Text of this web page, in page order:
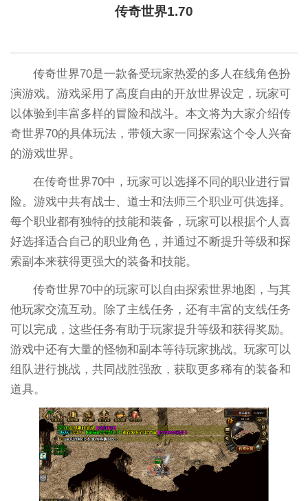
传奇世界1.70
传奇世界70是一款备受玩家热爱的多人在线角色扮
演游戏。游戏采用了高度自由的开放世界设定，玩家可
以体验到丰富多样的冒险和战斗。本文将为大家介绍传
奇世界70的具体玩法，带领大家一同探索这个令人兴奋
的游戏世界。
在传奇世界70中，玩家可以选择不同的职业进行冒
险。游戏中共有战士、道士和法师三个职业可供选择。
每个职业都有独特的技能和装备，玩家可以根据个人喜
好选择适合自己的职业角色，并通过不断提升等级和探
索副本来获得更强大的装备和技能。
传奇世界70中的玩家可以自由探索世界地图，与其
他玩家交流互动。除了主线任务，还有丰富的支线任务
可以完成，这些任务有助于玩家提升等级和获得奖励。
游戏中还有大量的怪物和副本等待玩家挑战。玩家可以
组队进行挑战，共同战胜强敌，获取更多稀有的装备和
道具。